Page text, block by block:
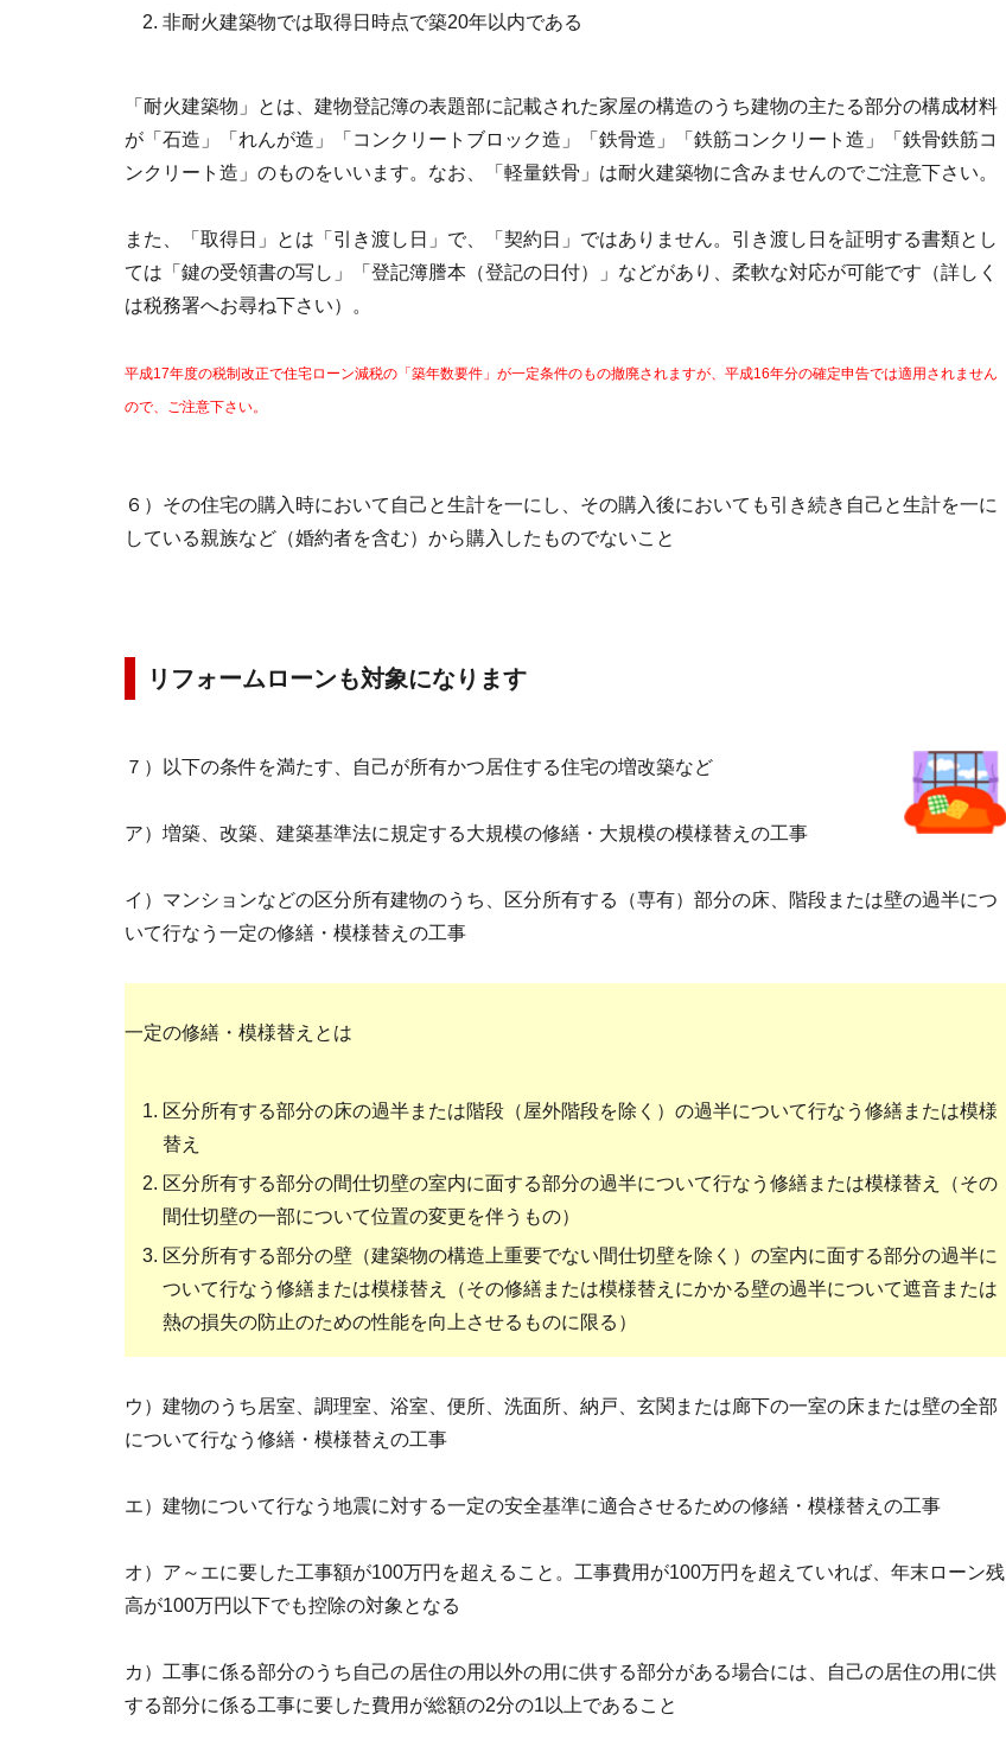
非耐火建築物では取得日時点で築20年以内である
「耐火建築物」とは、建物登記簿の表題部に記載された家屋の構造のうち建物の主たる部分の構成材料
が「石造」「れんが造」「コンクリートブロック造」「鉄骨造」「鉄筋コンクリート造」「鉄骨鉄筋コ
ンクリート造」のものをいいます。なお、「軽量鉄骨」は耐火建築物に含みませんのでご注意下さい。
また、「取得日」とは「引き渡し日」で、「契約日」ではありません。引き渡し日を証明する書類とし
ては「鍵の受領書の写し」「登記簿謄本（登記の日付）」などがあり、柔軟な対応が可能です（詳しく
は税務署へお尋ね下さい）。
平成17年度の税制改正で住宅ローン減税の「築年数要件」が一定条件のもの撤廃されますが、平成16年分の確定申告では適用されません
ので、ご注意下さい。
６）その住宅の購入時において自己と生計を一にし、その購入後においても引き続き自己と生計を一に
している親族など（婚約者を含む）から購入したものでないこと
リフォームローンも対象になります
７）以下の条件を満たす、自己が所有かつ居住する住宅の増改築など
ア）増築、改築、建築基準法に規定する大規模の修繕・大規模の模様替えの工事
イ）マンションなどの区分所有建物のうち、区分所有する（専有）部分の床、階段または壁の過半につ
いて行なう一定の修繕・模様替えの工事
一定の修繕・模様替えとは
区分所有する部分の床の過半または階段（屋外階段を除く）の過半について行なう修繕または模様
替え
区分所有する部分の間仕切壁の室内に面する部分の過半について行なう修繕または模様替え（その
間仕切壁の一部について位置の変更を伴うもの）
区分所有する部分の壁（建築物の構造上重要でない間仕切壁を除く）の室内に面する部分の過半に
ついて行なう修繕または模様替え（その修繕または模様替えにかかる壁の過半について遮音または
熱の損失の防止のための性能を向上させるものに限る）
ウ）建物のうち居室、調理室、浴室、便所、洗面所、納戸、玄関または廊下の一室の床または壁の全部
について行なう修繕・模様替えの工事
エ）建物について行なう地震に対する一定の安全基準に適合させるための修繕・模様替えの工事
オ）ア～エに要した工事額が100万円を超えること。工事費用が100万円を超えていれば、年末ローン残
高が100万円以下でも控除の対象となる
カ）工事に係る部分のうち自己の居住の用以外の用に供する部分がある場合には、自己の居住の用に供
する部分に係る工事に要した費用が総額の2分の1以上であること